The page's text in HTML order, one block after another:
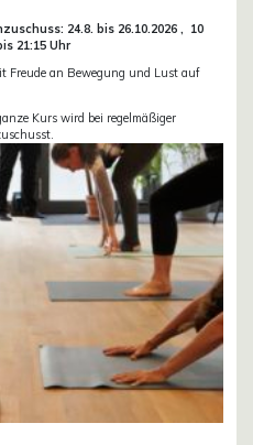
24.8. bis 26.10.2026 , 10
21:15 Uhr
Freude an Bewegung und Lust auf
Kurs wird bei regelmäßiger